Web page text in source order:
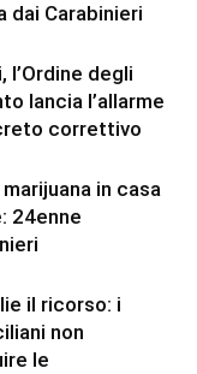
dai Carabinieri
degli
lancia l’allarme
correttivo
in casa
24enne
il ricorso: i
non
le